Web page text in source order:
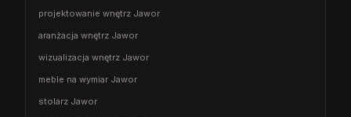
projektowanie wnętrz Jawor
aranżacja wnętrz Jawor
wizualizacja wnętrz Jawor
meble na wymiar Jawor
stolarz Jawor